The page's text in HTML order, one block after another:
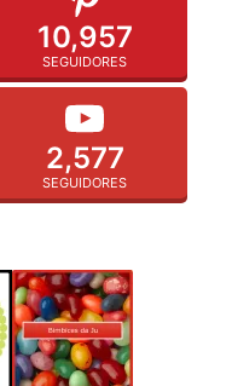
10,957
SEGUIDORES
2,577
SEGUIDORES